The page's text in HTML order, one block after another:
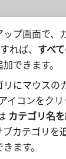
プ画面で、
れば、 すべ
できます。
にマウスの
アイコンをクリ
カテゴリ名
カテゴリを
ます。